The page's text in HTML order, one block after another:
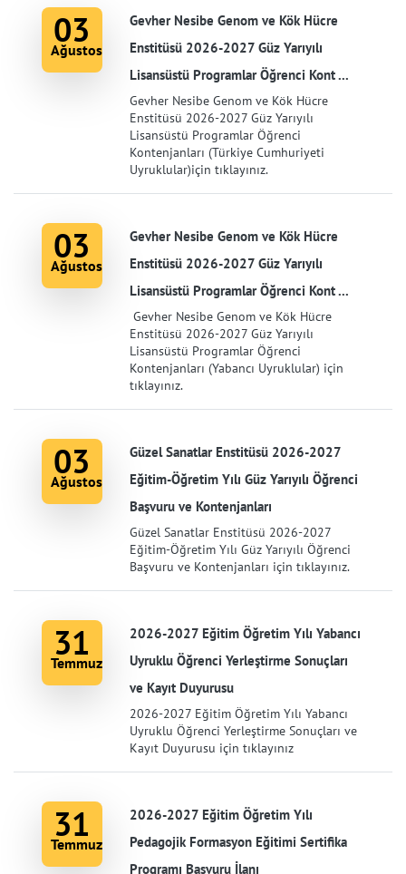
03
Ağustos
Gevher Nesibe Genom ve Kök Hücre
Enstitüsü 2026-2027 Güz Yarıyılı
Lisansüstü Programlar Öğrenci Kont ...
Gevher Nesibe Genom ve Kök Hücre
Enstitüsü 2026-2027 Güz Yarıyılı
Lisansüstü Programlar Öğrenci
Kontenjanları (Türkiye Cumhuriyeti
Uyruklular)için tıklayınız.
03
Ağustos
Gevher Nesibe Genom ve Kök Hücre
Enstitüsü 2026-2027 Güz Yarıyılı
Lisansüstü Programlar Öğrenci Kont ...
Gevher Nesibe Genom ve Kök Hücre
Enstitüsü 2026-2027 Güz Yarıyılı
Lisansüstü Programlar Öğrenci
Kontenjanları (Yabancı Uyruklular) için
tıklayınız.
03
Ağustos
Güzel Sanatlar Enstitüsü 2026-2027
Eğitim-Öğretim Yılı Güz Yarıyılı Öğrenci
Başvuru ve Kontenjanları
Güzel Sanatlar Enstitüsü 2026-2027
Eğitim-Öğretim Yılı Güz Yarıyılı Öğrenci
Başvuru ve Kontenjanları için tıklayınız.
31
Temmuz
2026-2027 Eğitim Öğretim Yılı Yabancı
Uyruklu Öğrenci Yerleştirme Sonuçları
ve Kayıt Duyurusu
2026-2027 Eğitim Öğretim Yılı Yabancı
Uyruklu Öğrenci Yerleştirme Sonuçları ve
Kayıt Duyurusu için tıklayınız
31
Temmuz
2026-2027 Eğitim Öğretim Yılı
Pedagojik Formasyon Eğitimi Sertifika
Programı Başvuru İlanı